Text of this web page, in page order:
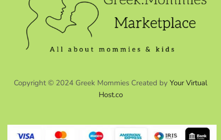
Copyright © 2024 Greek Mommies Created by Your Virtual
Host.co